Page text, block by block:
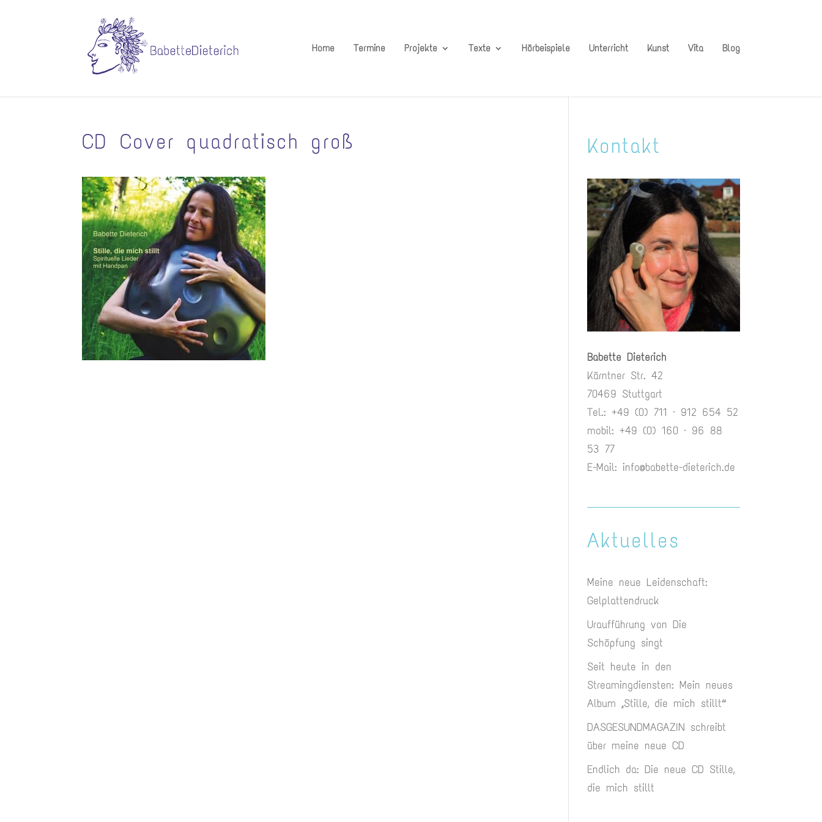
Home Termine Projekte Texte Hörbeispiele Unterricht Kunst Vita Blog
CD Cover quadratisch groß Kontakt
Babette Dieterich
Kärntner Str. 42
70469 Stuttgart
Tel.: +49 (0) 711 – 912 654 52
mobil: +49 (0) 160 – 96 88
53 77
E-Mail:info@babette-dieterich.de
Aktuelles
Meine neue Leidenschaft:
Gelplattendruck
Uraufführung von Die
Schöpfung singt
Seit heute in den
Streamingdiensten: Mein neues
Album „Stille, die mich stillt“
DASGESUNDMAGAZIN schreibt
über meine neue CD
Endlich da: Die neue CD Stille,
die mich stillt